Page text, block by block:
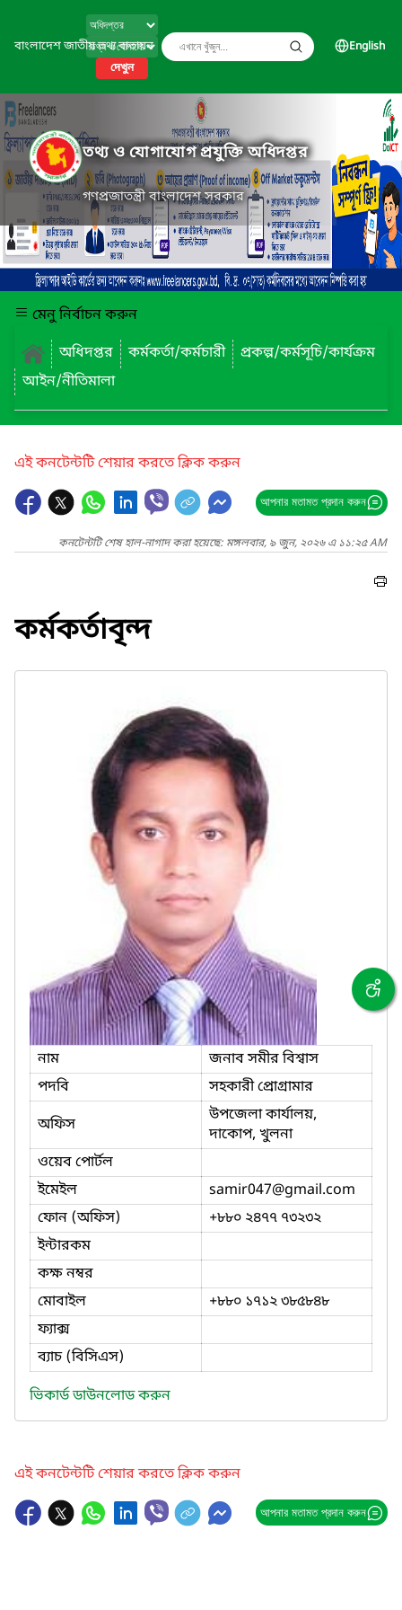
বাংলাদেশ জাতীয় তথ্য বাতায়ন
দেখুন
English
তথ্য ও যোগাযোগ প্রযুক্তি অধিদপ্তর
গণপ্রজাতন্ত্রী বাংলাদেশ সরকার
মেনু নির্বাচন করুন
অধিদপ্তর
কর্মকর্তা/কর্মচারী
প্রকল্প/কর্মসূচি/কার্যক্রম
আইন/নীতিমালা
এই কনটেন্টটি শেয়ার করতে ক্লিক করুন
আপনার মতামত প্রদান করুন
কনটেন্টটি শেষ হাল-নাগাদ করা হয়েছে: মঙ্গলবার, ৯ জুন, ২০২৬ এ ১১:২৫ AM
কর্মকর্তাবৃন্দ
নাম
জনাব সমীর বিশ্বাস
পদবি
সহকারী প্রোগ্রামার
অফিস
উপজেলা কার্যালয়,
দাকোপ, খুলনা
ওয়েব পোর্টল
ইমেইল
samir047@gmail.com
ফোন (অফিস)
+৮৮০ ২৪৭৭ ৭৩২৩২
ইন্টারকম
কক্ষ নম্বর
মোবাইল
+৮৮০ ১৭১২ ৩৮৫৮৪৮
ফ্যাক্স
ব্যাচ (বিসিএস)
ভিকার্ড ডাউনলোড করুন
এই কনটেন্টটি শেয়ার করতে ক্লিক করুন
আপনার মতামত প্রদান করুন